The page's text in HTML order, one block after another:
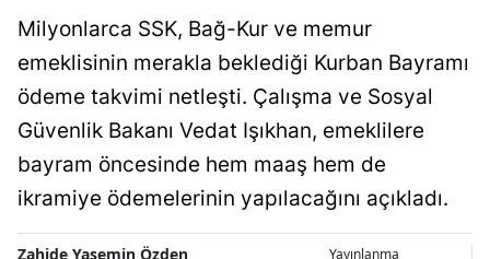
Bilecik
Bingöl
Bitlis
Milyonlarca SSK, Bağ-Kur ve memur
emeklisinin merakla beklediği Kurban Bayramı
ödeme takvimi netleşti. Çalışma ve Sosyal
Güvenlik Bakanı Vedat Işıkhan, emeklilere
bayram öncesinde hem maaş hem de
ikramiye ödemelerinin yapılacağını açıkladı.
Zahide Yasemin Özden
Yayınlanma